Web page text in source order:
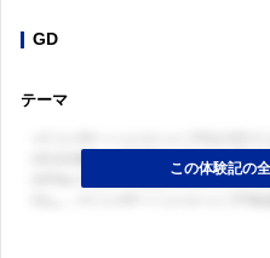
GD
テーマ